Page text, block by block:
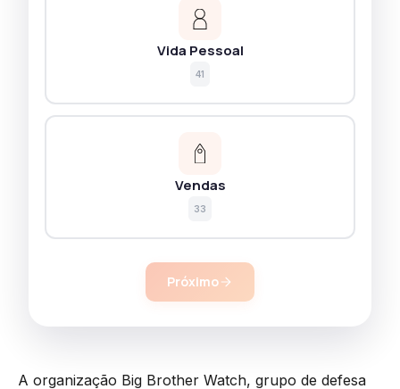
Vida Pessoal
41
Vendas
33
Próximo
A organização Big Brother Watch, grupo de defesa